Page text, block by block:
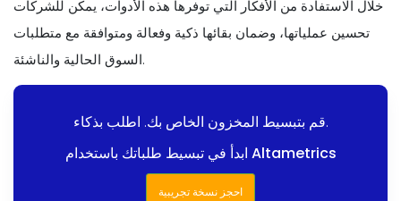
خلال الاستفادة من الأفكار التي توفرها هذه الأدوات، يمكن للشركات
تحسين عملياتها، وضمان بقائها ذكية وفعالة ومتوافقة مع متطلبات
السوق الحالية والناشئة.
قم بتبسيط المخزون الخاص بك. اطلب بذكاء.
ابدأ في تبسيط طلباتك باستخدام Altametrics
احجز نسخة تجريبية